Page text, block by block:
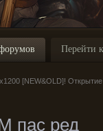
Перейти
[NEW&OLD]!
пас ред